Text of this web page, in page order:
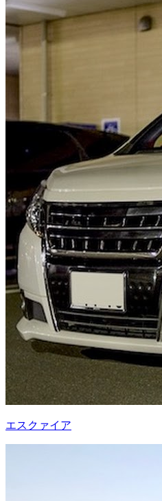
エスクァイア